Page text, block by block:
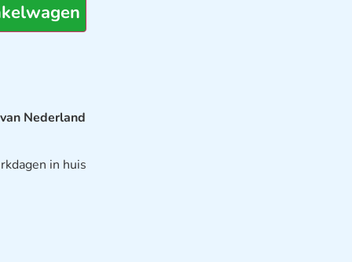
Nederland
in huis